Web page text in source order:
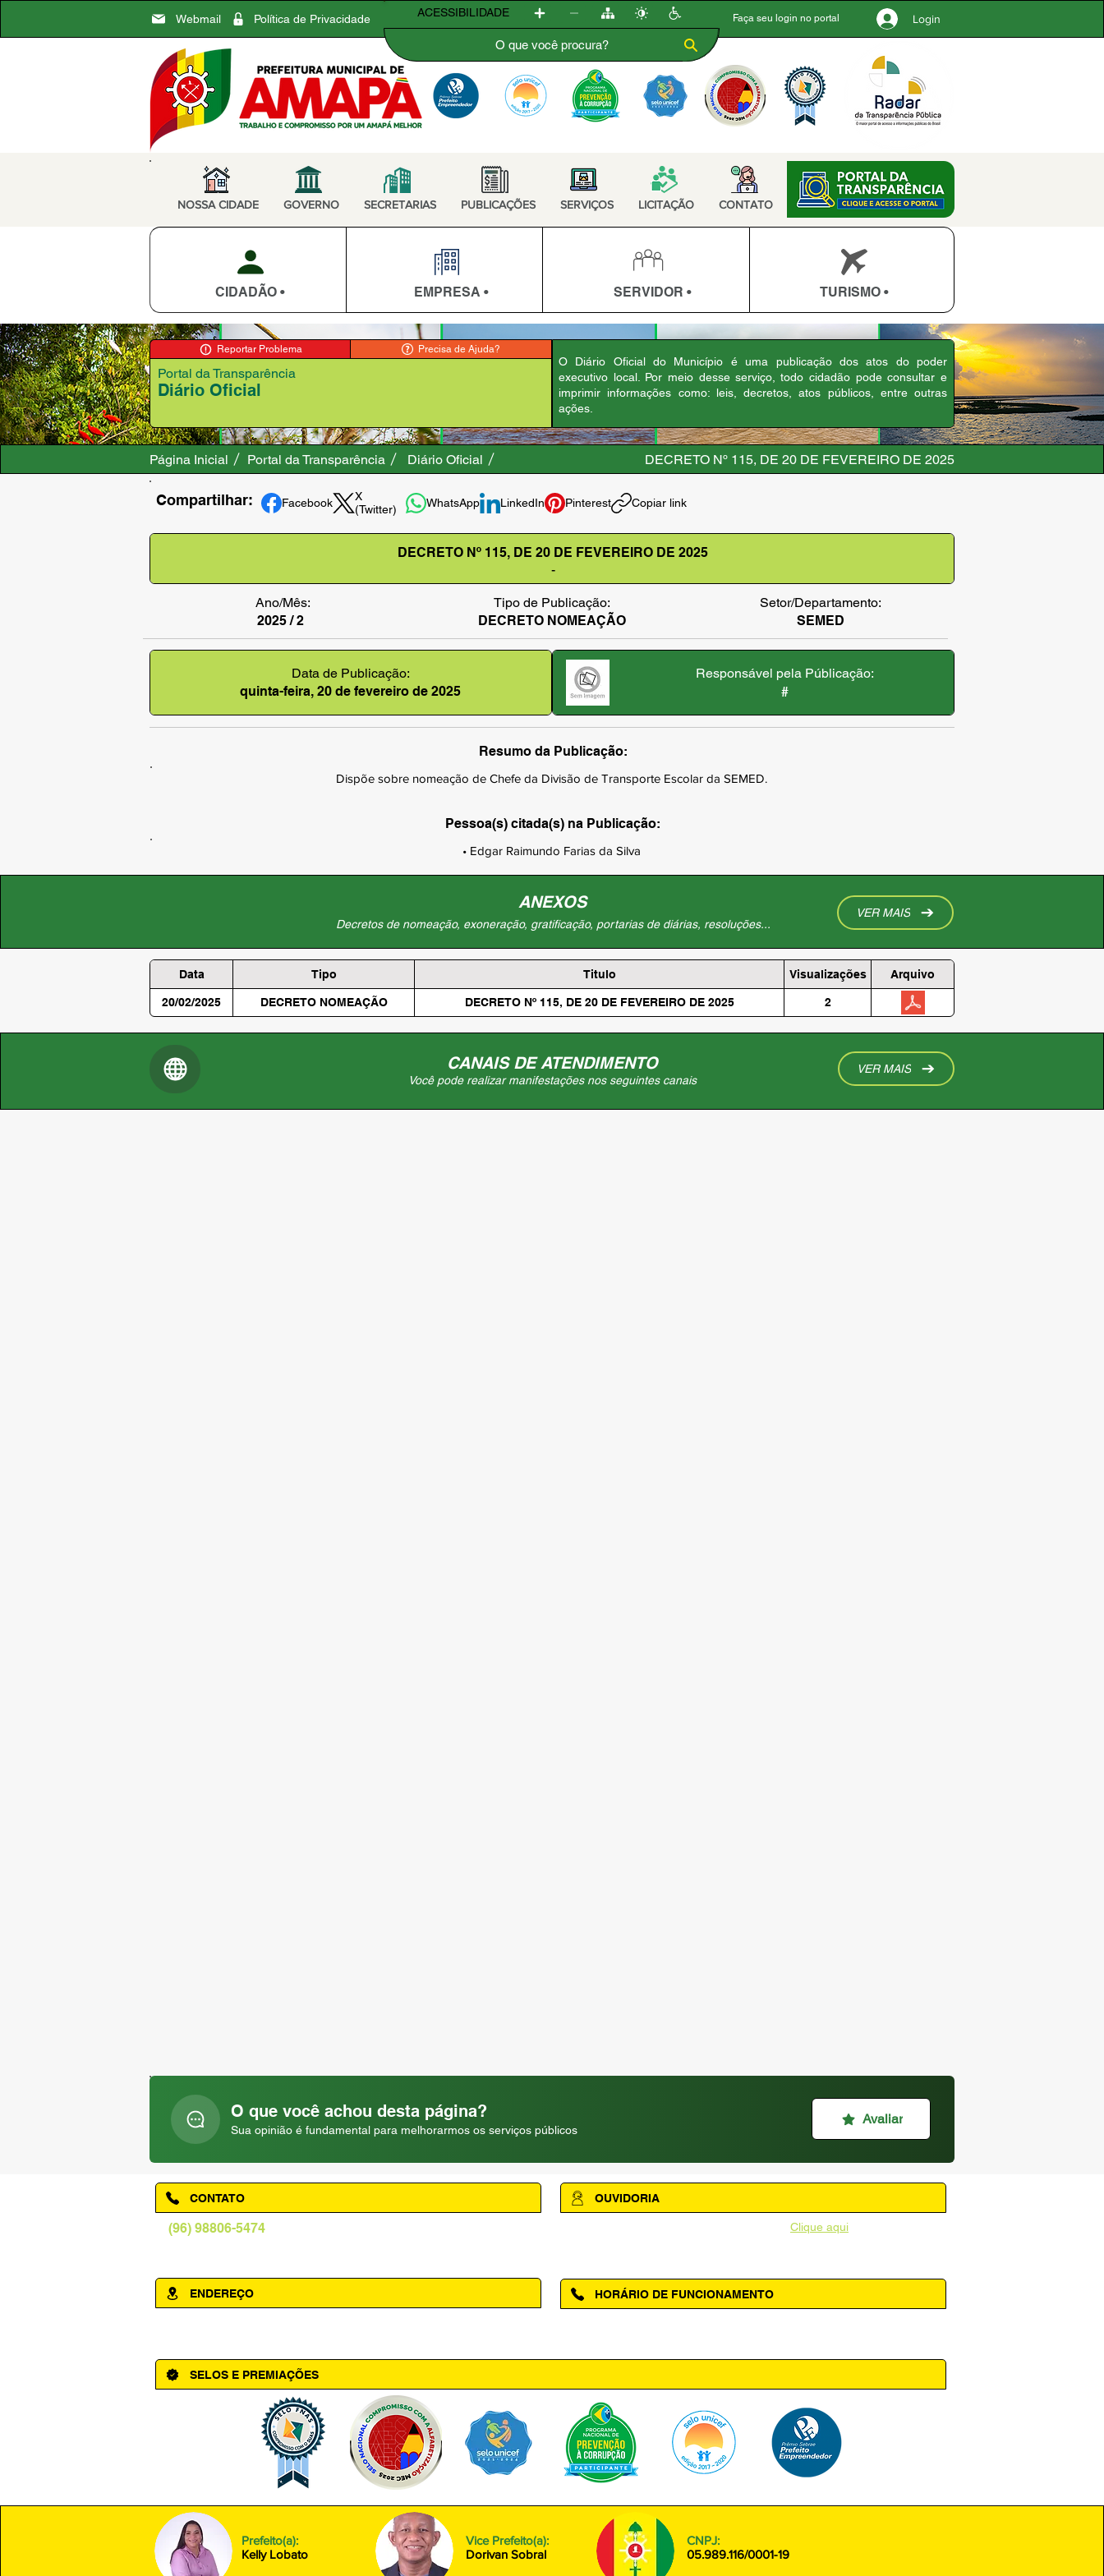
Webmail Política de Privacidade Faça seu login no portal Login
ACESSIBILIDADE
NOSSA CIDADE GOVERNO SECRETARIAS PUBLICAÇÕES SERVIÇOS LICITAÇÃO CONTATO
CIDADÃO • EMPRESA • SERVIDOR • TURISMO •
Reportar Problema Precisa de Ajuda?
Diário Oficial
Portal da Transparência
O Diário Oficial do Município é uma publicação dos atos do poder
executivo local. Por meio desse serviço, todo cidadão pode consultar e
imprimir informações como: leis, decretos, atos públicos, entre outras
ações.
Página Inicial Portal da Transparência Diário Oficial DECRETO Nº 115, DE 20 DE FEVEREIRO DE 2025
Compartilhar: Facebook
X
(Twitter)
WhatsApp LinkedIn Pinterest Copiar link
DECRETO Nº 115, DE 20 DE FEVEREIRO DE 2025
-
Ano/Mês:
2025 / 2
Tipo de Publicação:
DECRETO NOMEAÇÃO
Setor/Departamento:
SEMED
Data de Publicação:
quinta-feira, 20 de fevereiro de 2025
Responsável pela Públicação:
#
Resumo da Publicação:
Dispõe sobre nomeação de Chefe da Divisão de Transporte Escolar da SEMED.
Pessoa(s) citada(s) na Publicação:
• Edgar Raimundo Farias da Silva
ANEXOS
Decretos de nomeação, exoneração, gratificação, portarias de diárias, resoluções...
VER MAIS
Data Tipo Titulo Visualizações Arquivo
20/02/2025 DECRETO NOMEAÇÃO DECRETO Nº 115, DE 20 DE FEVEREIRO DE 2025 2
CANAIS DE ATENDIMENTO
Você pode realizar manifestações nos seguintes canais
VER MAIS
O que você achou desta página?
Sua opinião é fundamental para melhorarmos os serviços públicos
Avaliar
(96) 98806-5474
CONTATO
ENDEREÇO
Clique aqui
OUVIDORIA
HORÁRIO DE FUNCIONAMENTO
SELOS E PREMIAÇÕES
Prefeito(a):
Kelly Lobato
Vice Prefeito(a):
Dorivan Sobral
CNPJ:
05.989.116/0001-19